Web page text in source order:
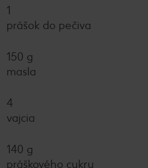
1
prášok do pečiva
150 g
masla
4
vajcia
140 g
práškového cukru